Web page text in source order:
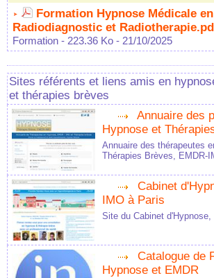
Formation Hypnose Médicale en
Radiodiagnostic et
Formation - 223.36 Ko - 21/10/2025
Sites référents et liens amis en
et thérapies brèves
Annuaire des
Hypnose et
Annuaire des thérapeutes
Thérapies Brèves, EMDR-
Cabinet
IMO à Paris
Site du Cabinet
Catalogue de
Hypnose et EMDR